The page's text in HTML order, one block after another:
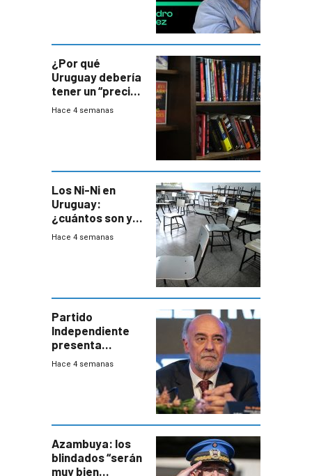
¿Por qué
Uruguay debería
tener un “precio
único” en los
Hace 4 semanas
Los Ni-Ni en
Uruguay:
¿cuántos son y
en dónde están?
Hace 4 semanas
Partido
Independiente
presenta
demanda civil
Hace 4 semanas
Azambuya: los
blindados “serán
muy bien